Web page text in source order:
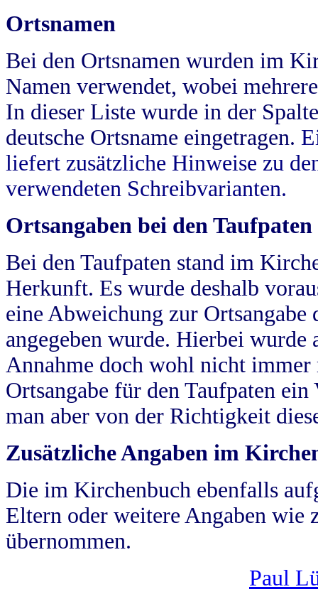
Ortsnamen
Bei den Ortsnamen wurden im
Namen verwendet, wobei
In dieser Liste wurde in der
deutsche Ortsname eingetragen.
liefert zusätzliche Hinweise zu
verwendeten Schreibvarianten.
Ortsangaben bei den Taufpaten
Bei den Taufpaten stand im
Herkunft. Es wurde deshalb
eine Abweichung zur
angegeben wurde. Hierbei wurde
Annahme doch wohl nicht
Ortsangabe für den Taufpaten
man aber von der Richtigkeit
Zusätzliche Angaben im
Die im Kirchenbuch ebenfalls
Eltern oder weitere Angaben wie
übernommen.
Paul